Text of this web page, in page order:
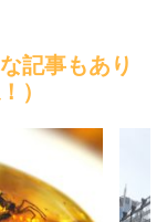
記事もあり
）